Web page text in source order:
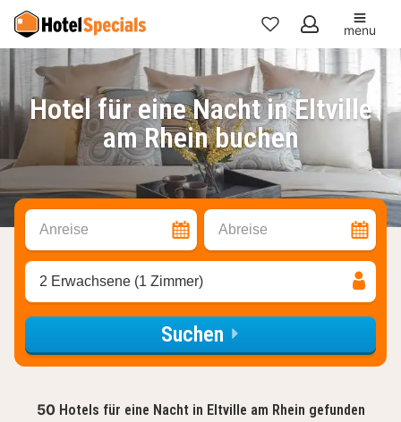
Meine
Favoriten
menu
Hotel für eine Nacht in Eltville
am Rhein buchen
Anreise Abreise
2 Erwachsene (1 Zimmer)
Suchen
50 Hotels für eine Nacht in Eltville am Rhein gefunden